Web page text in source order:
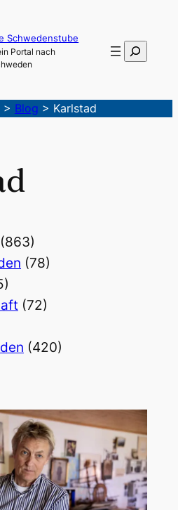
Schwedenstube
Portal nach
Suchen
> Blog > Karlstad
(863)
(78)
(72)
(420)